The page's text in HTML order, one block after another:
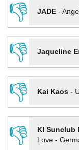
👎
JADE-
👎
Jaqueline
👎
Kai Kaos-
👎
KI Sunclub
Love -